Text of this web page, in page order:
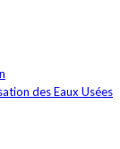
des Eaux Usées